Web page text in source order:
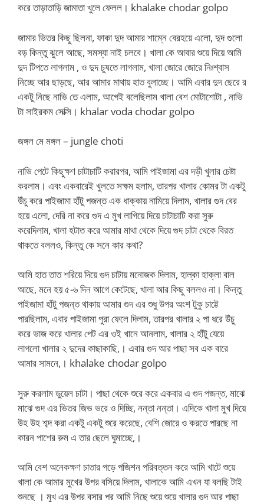
করে তাড়াতাড়ি জামাতা খুলে ফেলল। khalake chodar golpo
জামার ভিতর কিছু ছিলনা, ফাকা দুদ আমার শাম্নে বেরহয়ে এলো, দুদ গুলো
বড় কিন্তু ঝুলে আছে, সমস্যা নাই চলবে। খালা কে আবার শুয়ে দিয়ে আমি
দুদ টিপতে লাগলাম , ও দুদ চুষতে লাগলাম, খালা জোরে জোরে নিঃশ্বাস
নিচ্ছে আর ছাড়ছে, আর আমার মাথায় হাত বুলাচ্ছে। আমি এবার দুদ ছেরে র
একটু নিছে নাভি তে এলাম, আগেই বলেছিলাম খালা বেশ মোটাশোটা , নাভি
টা সাইরকম সেক্সি। khalar voda chodar golpo
জঙ্গল মে মঙ্গল – jungle choti
নাভি পেটে কিছুক্ষণ চাটাচাটি করারপর, আমি পাইজামা এর দড়ী খুলার চেষ্টা
করলাম। এবং একবারেই খুলতে সক্ষম হলাম, তারপর খালার কোমর টা একটু
উঁচু করে পাইজামা হাঁটু পজন্ত এক ধাক্কায় নামিয়ে দিলাম, খালার গুদ বের
হয়ে এলো, দেরি না করে গুদ এ মুখ লাগিয়ে দিয়ে চাটাচাটি করা সুরু
করেদিলাম, খালা হটাত করে আমার মাথা থেকে দিয়ে গুদ চাটা থেকে বিরত
থাকতে বললও, কিন্তু কে সনে কার কথা?
আমি হাত তাত শরিয়ে দিয়ে গুদ চাটায় মনোজক দিলাম, হাল্কা হাক্লা বাল
আছে, মনে হয় ৫-৬ দিন আগে কেটেছে, খালা আর কিছু বললও না। কিন্তু
পাইজামা হাঁটু পজন্ত থাকায় আমার গুদ এর শুধু উপর অংশ টুকু চাট্টে
পারছিলাম, এবার পাইজামা পুরা ফেলে দিলাম, তারপর খালার ২ পা ধরে উঁচু
করে ভাজ করে খালার পেট এর ওই খানে আনলাম, খালার ২ হাঁটু যেয়ে
লাগলো খালার ২ দুদের কাছাকাছি,। এবার গুদ আর পাছা সব এক বারে
আমার সামনে,। khalake chodar golpo
সুরু করলাম ডুয়েল চাটা। পাছা থেকে শুরে করে একবার এ গুদ পজন্ত, মাঝে
মাঝে গুদ এর ভিতর জিভ ভরে ও দিচ্ছি, নন্তা নন্তা। এদিকে খালা মুখ দিয়ে
উহ উহ শব্দ করা একটু একটু শুরে করেছে, বেশি জোরে ও করতে পারছে না
কারন পাশের রুম এ তার ছেলে ঘুমাচ্ছে,।
আমি বেশ অনেকক্ষণ চাতার পড়ে পজিশন পরিবত্তন করে আমি খাটে শুয়ে
খালা কে আমার মুখের উপর বসিয়ে দিলাম, খালাকে আমি এখন যা বলছি টাই
শুনছে । মুখ এর উপর বসার পর আমি নিছে শুয়ে শুয়ে খালার গুদ আর পাছা